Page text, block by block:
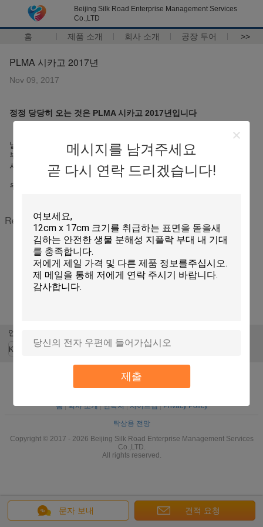
Beijing Silk Road Enterprise Management Services
Co.,LTD
홈 제품 소개 회사 소개 공장 투어 >>
메시지를 남겨주세요
곧 다시 연락 드리겠습니다!
제출
PLMA 시카고 2017년
Nov 09, 2017
정정 당당히 오는 것은 PLMA 시카고 2017년입니다
날짜: 12 14, 2017년 11월
부스 아니오: 2535의 도널드 E. Stephens 컨벤션 센터, Rosemont
시카고, 미국
우리의 부스 및 제조를 방문하는 환영!
Recommended Products
표준 간격 패킹 지
플락 부대, 공간
Resealable LDPE
공간 야채를 위한
문자 보내 견적 요청
언어를 바꾸십시오
Korean
홈|회사 소개|연락처|사이트맵|Privacy Policy
탁상용 전망
Copyright © 2017 - 2026 Beijing Silk Road Enterprise Management Services
Co.,LTD.
All rights reserved.